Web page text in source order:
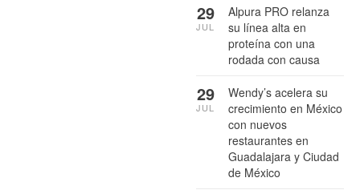
Alpura PRO relanza
su línea alta en
proteína con una
rodada con causa
29
JUL
Wendy’s acelera su
crecimiento en México
con nuevos
restaurantes en
Guadalajara y Ciudad
de México
29
JUL